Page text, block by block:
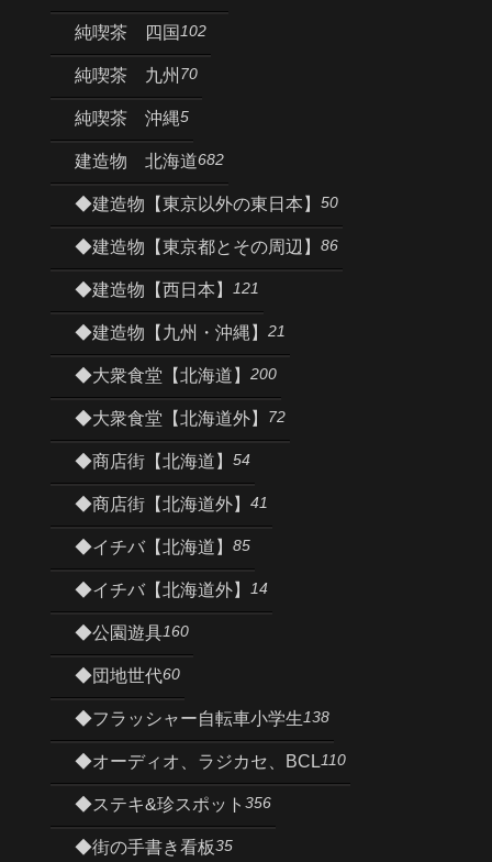
純喫茶 四国 102
純喫茶 九州 70
純喫茶 沖縄5
建造物 北海道682
◆建造物【東京以外の東日本】 50
◆建造物【東京都とその周辺】 86
◆建造物【西日本】 121
◆建造物【九州・沖縄】 21
◆大衆食堂【北海道】 200
◆大衆食堂【北海道外】 72
◆商店街【北海道】 54
◆商店街【北海道外】 41
◆イチバ【北海道】 85
◆イチバ【北海道外】 14
◆公園遊具160
◆団地世代60
◆フラッシャー自転車小学生138
◆オーディオ、ラジカセ、BCL110
◆ステキ&珍スポット 356
◆街の手書き看板35